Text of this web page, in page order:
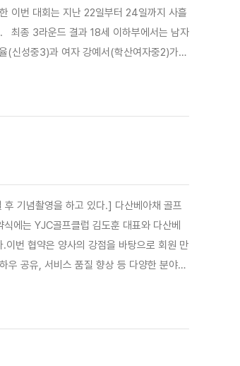
하고 있다.] 다산베아채 골프
에는 YJC골프클럽 김도훈 대표와 다산베
이번 협약은 양사의 강점을 바탕으로 회원 만
우 공유, 서비스 품질 향상 등 다양한 분야에